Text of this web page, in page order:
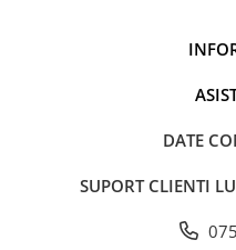
DATE
SUPORT CLIENTI